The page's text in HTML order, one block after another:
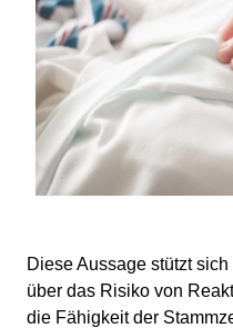
Diese Aussage stützt
über das Risiko von
die Fähigkeit der